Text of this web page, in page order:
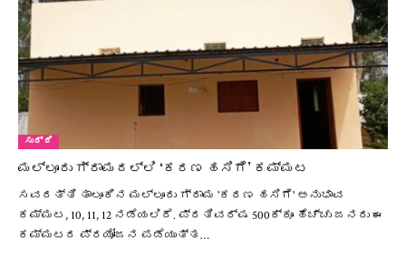
ಸುದ್ದಿ
ಮಲ್ಲೂರು ಗ್ರಾಮದಲ್ಲಿ ‘ಕರಣ ಹಸಿಗೆ’ ಕಮ್ಮಟ
ಸವದತ್ತಿ ತಾಲೂಕಿನ ಮಲ್ಲೂರು ಗ್ರಾಮ 'ಕರಣ ಹಸಿಗೆ' ಅನುಭಾವ
ಕಮ್ಮಟ, 10, 11, 12 ನಡೆಯಲಿದೆ. ಪ್ರತಿವರ್ಷ 500ಕ್ಕೂ ಹೆಚ್ಚು ಜನರು ಈ
ಕಮ್ಮಟದ ಪ್ರಯೋಜನ ಪಡೆಯುತ್ತ…